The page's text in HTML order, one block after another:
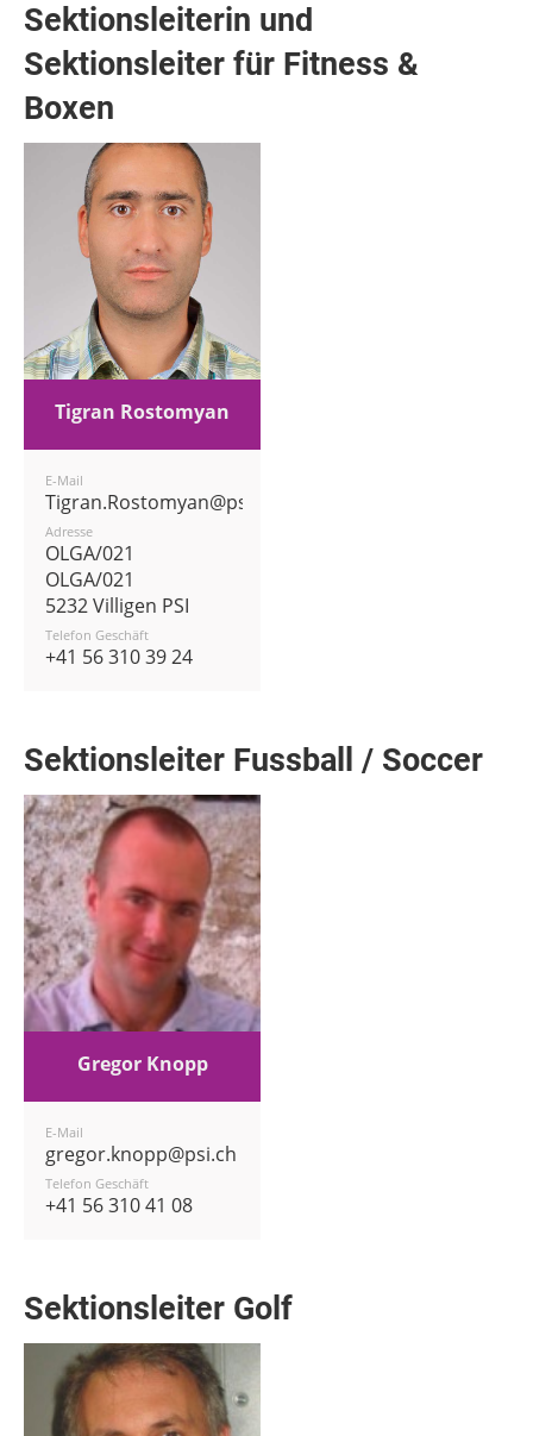
Sektionsleiterin und
Sektionsleiter für Fitness &
Boxen
Tigran Rostomyan
E-Mail
Tigran.Rostomyan@psi.ch
Adresse
OLGA/021
OLGA/021
5232 Villigen PSI
Telefon Geschäft
+41 56 310 39 24
Sektionsleiter Fussball / Soccer
Gregor Knopp
E-Mail
gregor.knopp@psi.ch
Telefon Geschäft
+41 56 310 41 08
Sektionsleiter Golf